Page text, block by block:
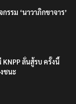
รรม ‘นาวาภิกขาจาร’
ลั่นสู้รบ ครั้งนี้
ชนะ